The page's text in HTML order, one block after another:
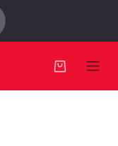
Carro